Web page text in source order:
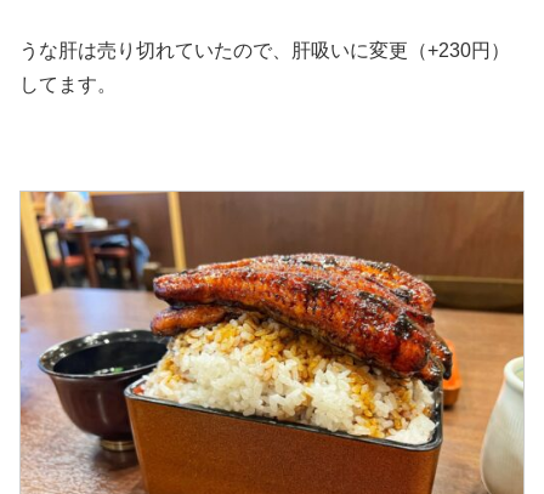
うな肝は売り切れていたので、肝吸いに変更（+230円）
してます。